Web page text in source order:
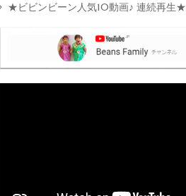
★ビビンビーン人気10動画♪ 連続再生★